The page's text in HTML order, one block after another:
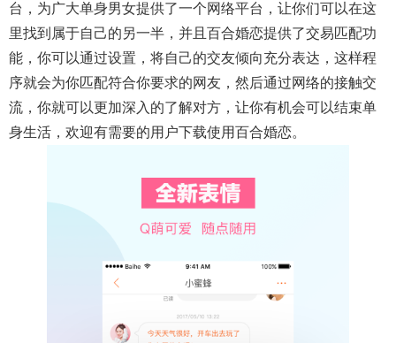
台，为广大单身男女提供了一个网络平台，让你们可以在这
里找到属于自己的另一半，并且百合婚恋提供了交易匹配功
能，你可以通过设置，将自己的交友倾向充分表达，这样程
序就会为你匹配符合你要求的网友，然后通过网络的接触交
流，你就可以更加深入的了解对方，让你有机会可以结束单
身生活，欢迎有需要的用户下载使用百合婚恋。